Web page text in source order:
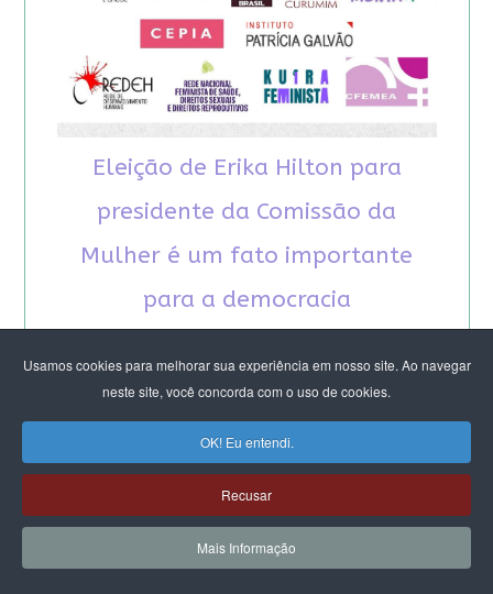
Usamos cookies para melhorar sua experiência em nosso site. Ao navegar
neste site, você concorda com o uso de cookies.
OK! Eu entendi.
Recusar
Mais Informação
Eleição de Erika Hilton para
presidente da Comissão da
Mulher é um fato importante
para a democracia
RECOMENDAMOS A LEITURA
August Nimtz prova que marxismo e
antirracismo são indissociáveis na luta